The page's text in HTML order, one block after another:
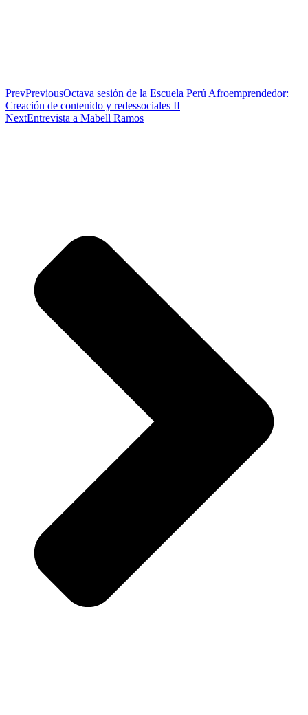
PrevPreviousOctava sesión de la Escuela Perú Afroemprendedor:
Creación de contenido y redessociales II
NextEntrevista a Mabell Ramos